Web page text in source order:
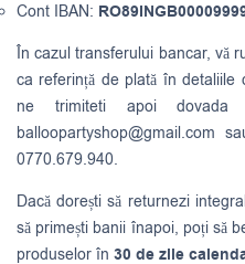
Cont IBAN:
În cazul transferului bancar, vă
ca referință de plată în detaliile
ne trimiteti apoi
balloopartyshop@gmail.com
0770.679.940.
Dacă dorești să returnezi
să primești banii înapoi, poți să
produselor în 30 de zile